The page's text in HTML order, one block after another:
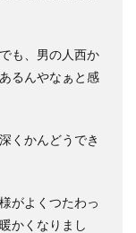
も、男の人西か
るんやなぁと感
くかんどうでき
がよくつたわっ
かくなりまし